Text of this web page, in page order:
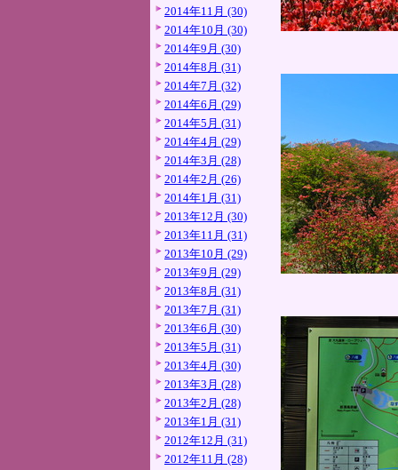
2014年11月 (30)
2014年10月 (30)
2014年9月 (30)
2014年8月 (31)
2014年7月 (32)
2014年6月 (29)
2014年5月 (31)
2014年4月 (29)
2014年3月 (28)
2014年2月 (26)
2014年1月 (31)
2013年12月 (30)
2013年11月 (31)
2013年10月 (29)
2013年9月 (29)
2013年8月 (31)
2013年7月 (31)
2013年6月 (30)
2013年5月 (31)
2013年4月 (30)
2013年3月 (28)
2013年2月 (28)
2013年1月 (31)
2012年12月 (31)
2012年11月 (28)